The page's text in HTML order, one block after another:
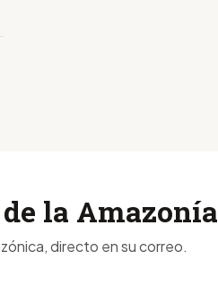
la Amazonía
directo en su correo.